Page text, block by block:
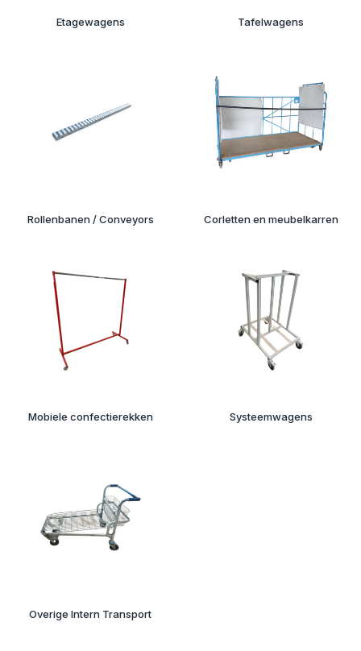
Etagewagens Tafelwagens
Rollenbanen / Conveyors Corletten en meubelkarren
Mobiele confectierekken Systeemwagens
Overige Intern Transport